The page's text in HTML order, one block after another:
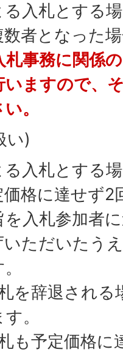
入札とする
数者となった
札事務に関係
ますので、
。
い)
入札とする
価格に達せず2
を入札参加者
ただいたう
を辞退される
。
も予定価格に